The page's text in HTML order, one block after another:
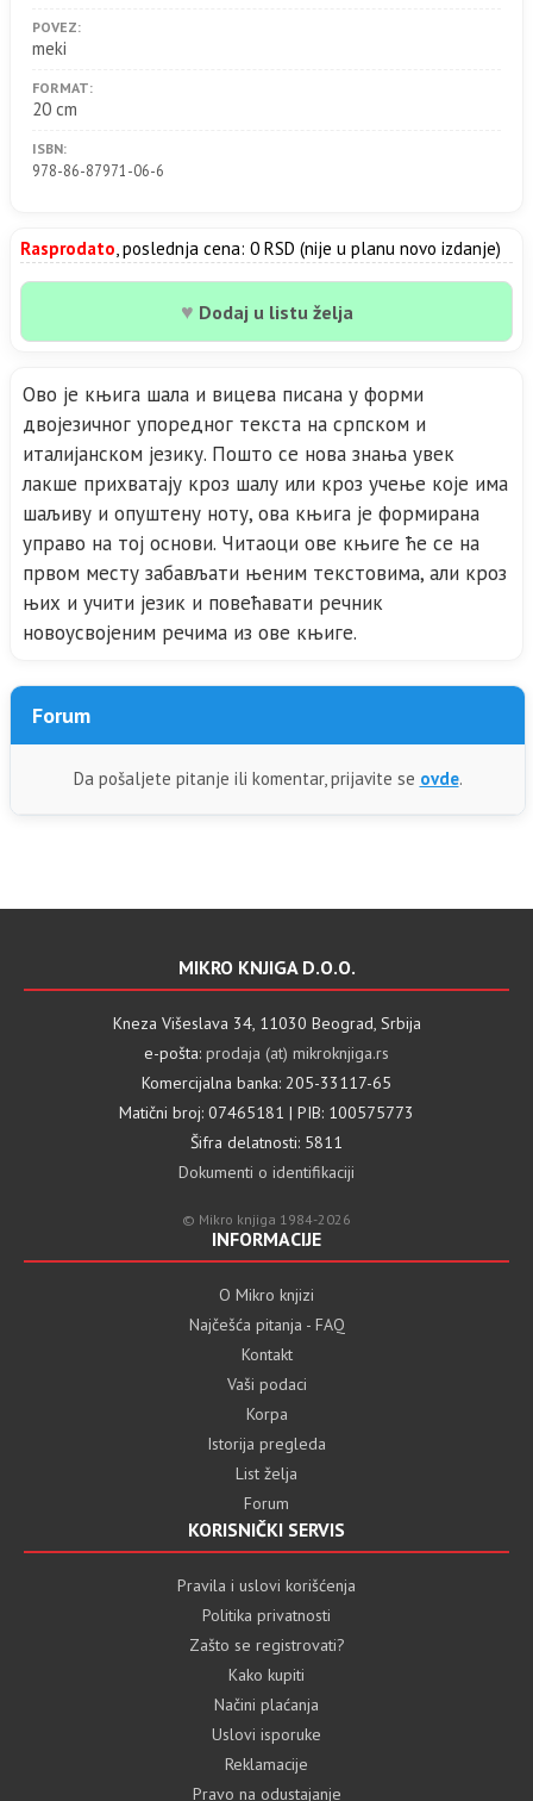
POVEZ:
meki
FORMAT:
20 cm
ISBN:
978-86-87971-06-6
Rasprodato , poslednja cena: 0 RSD (nije u planu novo izdanje)
♥ Dodaj u listu želja
Ово је књига шала и вицева писана у форми
двојезичног упоредног текста на српском и
италијанском језику. Пошто се нова знања увек
лакше прихватају кроз шалу или кроз учење које има
шаљиву и опуштену ноту, ова књига је формирана
управо на тој основи. Читаоци ове књиге ће се на
првом месту забављати њеним текстовима, али кроз
њих и учити језик и повећавати речник
новоусвојеним речима из ове књиге.
Forum
Da pošaljete pitanje ili komentar, prijavite se ovde.
MIKRO KNJIGA D.O.O.
Kneza Višeslava 34, 11030 Beograd, Srbija
e-pošta: prodaja (at) mikroknjiga.rs
Komercijalna banka: 205-33117-65
Matični broj: 07465181 | PIB: 100575773
Šifra delatnosti: 5811
Dokumenti o identifikaciji
© Mikro knjiga 1984-2026
INFORMACIJE
O Mikro knjizi
Najčešća pitanja - FAQ
Kontakt
Vaši podaci
Korpa
Istorija pregleda
List želja
Forum
KORISNIČKI SERVIS
Pravila i uslovi korišćenja
Politika privatnosti
Zašto se registrovati?
Kako kupiti
Načini plaćanja
Uslovi isporuke
Reklamacije
Pravo na odustajanje